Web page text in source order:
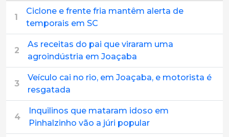
1
Ciclone e frente fria mantêm alerta de
temporais em SC
2
As receitas do pai que viraram uma
agroindústria em Joaçaba
3
Veículo cai no rio, em Joaçaba, e motorista é
resgatada
4
Inquilinos que mataram idoso em
Pinhalzinho vão a júri popular